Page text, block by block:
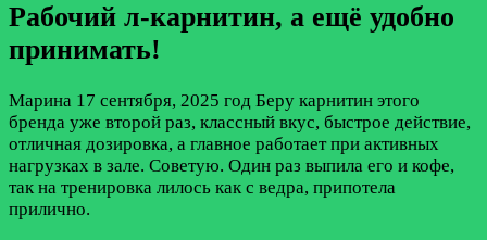
Рабочий л-карнитин, а ещё удобно
принимать!
Марина 17 сентября, 2025 год Беру карнитин этого
бренда уже второй раз, классный вкус, быстрое действие,
отличная дозировка, а главное работает при активных
нагрузках в зале. Советую. Один раз выпила его и кофе,
так на тренировка лилось как с ведра, припотела
прилично.